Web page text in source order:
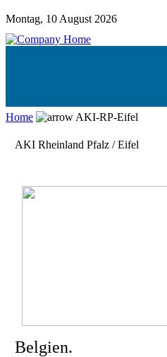
Montag, 10 August 2026
Home AKI-RP-Eifel
AKI Rheinland Pfalz / Eifel
Belgien.